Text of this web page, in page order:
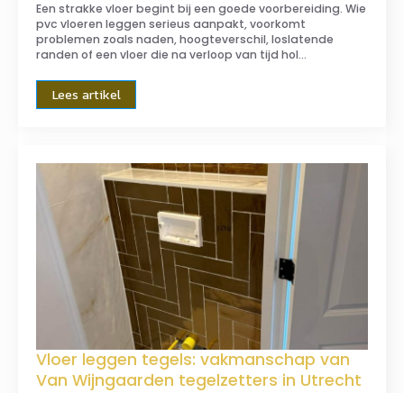
Een strakke vloer begint bij een goede voorbereiding. Wie
pvc vloeren leggen serieus aanpakt, voorkomt
problemen zoals naden, hoogteverschil, loslatende
randen of een vloer die na verloop van tijd hol…
Lees artikel
Vloer leggen tegels: vakmanschap van
Van Wijngaarden tegelzetters in Utrecht